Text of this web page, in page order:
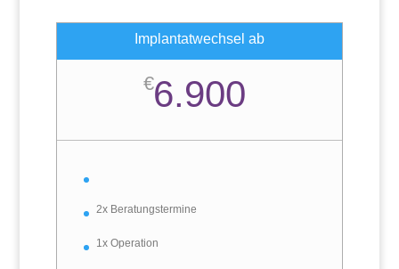
Implantatwechsel ab
€6.900
2x Beratungstermine
1x Operation